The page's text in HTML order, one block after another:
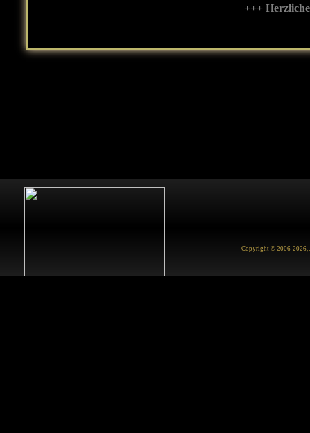
+++
Copyright © 2006-2026,